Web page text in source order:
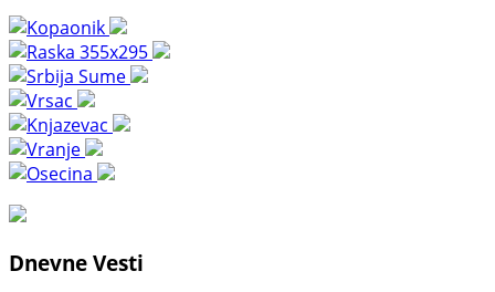
Dnevne Vesti